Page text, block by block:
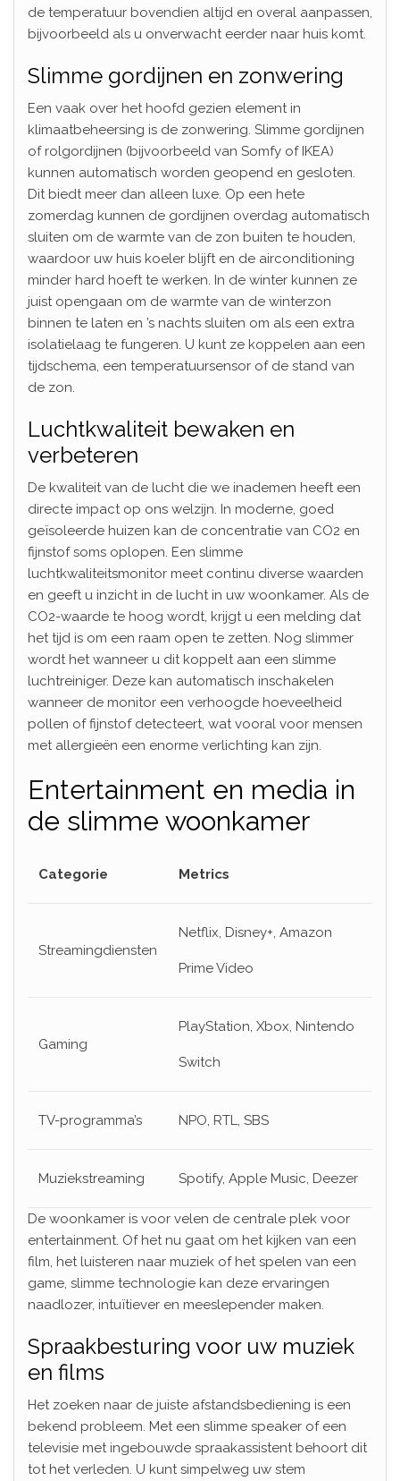
de temperatuur bovendien altijd en overal aanpassen,
bijvoorbeeld als u onverwacht eerder naar huis komt.
Slimme gordijnen en zonwering
Een vaak over het hoofd gezien element in
klimaatbeheersing is de zonwering. Slimme gordijnen
of rolgordijnen (bijvoorbeeld van Somfy of IKEA)
kunnen automatisch worden geopend en gesloten.
Dit biedt meer dan alleen luxe. Op een hete
zomerdag kunnen de gordijnen overdag automatisch
sluiten om de warmte van de zon buiten te houden,
waardoor uw huis koeler blijft en de airconditioning
minder hard hoeft te werken. In de winter kunnen ze
juist opengaan om de warmte van de winterzon
binnen te laten en ’s nachts sluiten om als een extra
isolatielaag te fungeren. U kunt ze koppelen aan een
tijdschema, een temperatuursensor of de stand van
de zon.
Luchtkwaliteit bewaken en
verbeteren
De kwaliteit van de lucht die we inademen heeft een
directe impact op ons welzijn. In moderne, goed
geïsoleerde huizen kan de concentratie van CO2 en
fijnstof soms oplopen. Een slimme
luchtkwaliteitsmonitor meet continu diverse waarden
en geeft u inzicht in de lucht in uw woonkamer. Als de
CO2-waarde te hoog wordt, krijgt u een melding dat
het tijd is om een raam open te zetten. Nog slimmer
wordt het wanneer u dit koppelt aan een slimme
luchtreiniger. Deze kan automatisch inschakelen
wanneer de monitor een verhoogde hoeveelheid
pollen of fijnstof detecteert, wat vooral voor mensen
met allergieën een enorme verlichting kan zijn.
Entertainment en media in
de slimme woonkamer
Categorie Metrics
Streamingdiensten
Netflix, Disney+, Amazon
Prime Video
Gaming
PlayStation, Xbox, Nintendo
Switch
TV-programma’s NPO, RTL, SBS
Muziekstreaming Spotify, Apple Music, Deezer
De woonkamer is voor velen de centrale plek voor
entertainment. Of het nu gaat om het kijken van een
film, het luisteren naar muziek of het spelen van een
game, slimme technologie kan deze ervaringen
naadlozer, intuïtiever en meeslepender maken.
Spraakbesturing voor uw muziek
en films
Het zoeken naar de juiste afstandsbediening is een
bekend probleem. Met een slimme speaker of een
televisie met ingebouwde spraakassistent behoort dit
tot het verleden. U kunt simpelweg uw stem